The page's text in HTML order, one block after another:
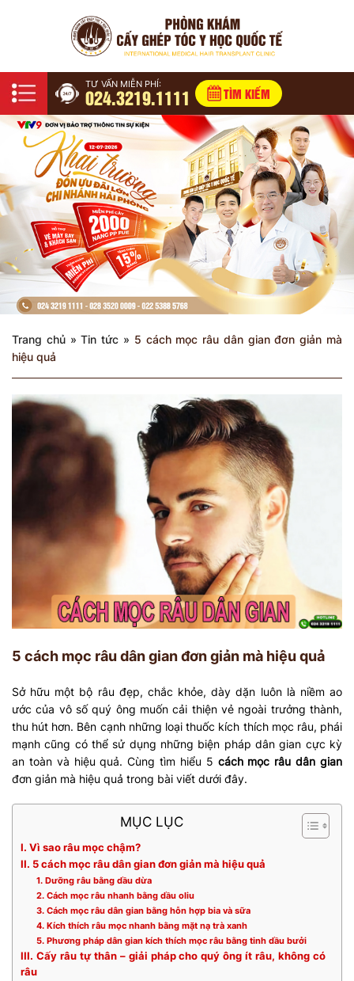
TƯ VẤN MIỄN PHÍ:
024.3219.1111 TÌM KIẾM
Trang chủ»Tin tức » 5 cách mọc râu dân gian đơn giản mà
hiệu quả
5 cách mọc râu dân gian đơn giản mà hiệu quả
Sở hữu một bộ râu đẹp, chắc khỏe, dày dặn luôn là niềm ao
ước của vô số quý ông muốn cải thiện vẻ ngoài trưởng thành,
thu hút hơn. Bên cạnh những loại thuốc kích thích mọc râu, phái
mạnh cũng có thể sử dụng những biện pháp dân gian cực kỳ
an toàn và hiệu quả. Cùng tìm hiểu 5 cách mọc râu dân gian
đơn giản mà hiệu quả trong bài viết dưới đây.
MỤC LỤC
I. Vì sao râu mọc chậm?
II. 5 cách mọc râu dân gian đơn giản mà hiệu quả
1. Dưỡng râu bằng dầu dừa
2. Cách mọc râu nhanh bằng dầu oliu
3. Cách mọc râu dân gian bằng hỗn hợp bia và sữa
4. Kích thích râu mọc nhanh bằng mặt nạ trà xanh
5. Phương pháp dân gian kích thích mọc râu bằng tinh dầu bưởi
III. Cấy râu tự thân – giải pháp cho quý ông ít râu, không có
râu